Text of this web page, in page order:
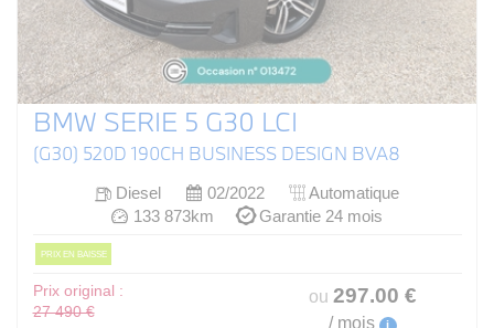
BMW SERIE 5 G30 LCI
(G30) 520D 190CH BUSINESS DESIGN BVA8
Diesel 02/2022
Automatique
133 873km
Garantie 24 mois
PRIX EN BAISSE
Prix original :
27 490 €
ou 297.00 €
/ mois i